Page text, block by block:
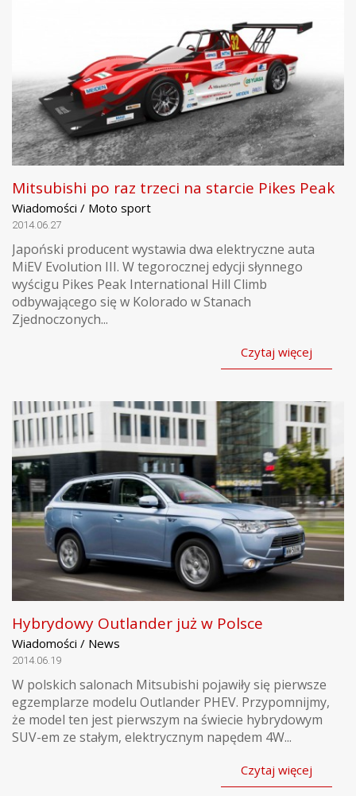
Mitsubishi po raz trzeci na starcie Pikes Peak
Wiadomości / Moto sport
2014.06.27
Japoński producent wystawia dwa elektryczne auta
MiEV Evolution III. W tegorocznej edycji słynnego
wyścigu Pikes Peak International Hill Climb
odbywającego się w Kolorado w Stanach
Zjednoczonych...
Czytaj więcej
Hybrydowy Outlander już w Polsce
Wiadomości / News
2014.06.19
W polskich salonach Mitsubishi pojawiły się pierwsze
egzemplarze modelu Outlander PHEV. Przypomnijmy,
że model ten jest pierwszym na świecie hybrydowym
SUV-em ze stałym, elektrycznym napędem 4W...
Czytaj więcej